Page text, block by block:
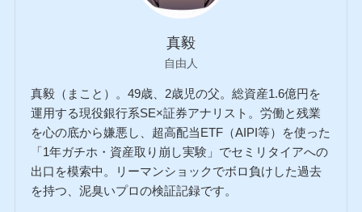
真毅
自由人
真毅（まこと）。49歳、2歳児の父。総資産1.6億円を
運用する現役銀行系SE×証券アナリスト。労働と残業
を心の底から嫌悪し、超高配当ETF（AIPI等）を使った
「1年ガチホ・資産取り崩し実験」でセミリタイアへの
出口を模索中。リーマンショックでボロ負けした過去
を持つ、泥臭いプロの検証記録です。